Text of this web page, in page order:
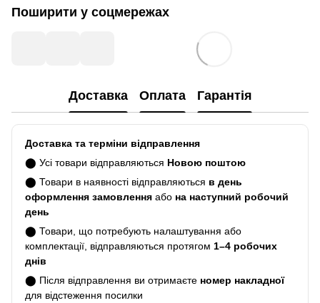
Поширити у соцмережах
Доставка Оплата Гарантія
Доставка та терміни відправлення
⬤ Усі товари відправляються Новою поштою
⬤ Товари в наявності відправляються в день
оформлення замовлення або на наступний робочий
день
⬤ Товари, що потребують налаштування або
комплектації, відправляються протягом 1–4 робочих
днів
⬤ Після відправлення ви отримаєте номер накладної
для відстеження посилки